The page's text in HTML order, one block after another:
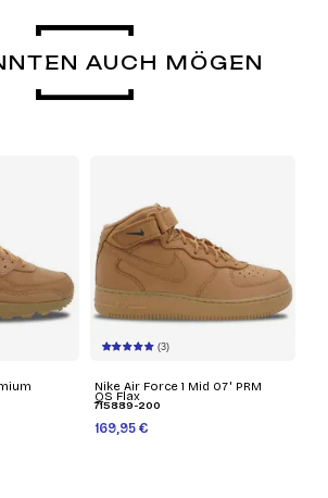
AUCH MÖGEN
(3)
Nike Air Force 1 Mid 07' PRM
QS Flax
715889-200
169,95 €